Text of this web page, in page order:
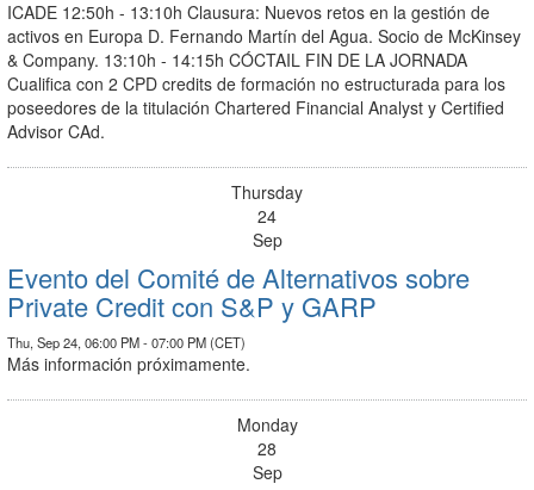
ICADE 12:50h - 13:10h Clausura: Nuevos retos en la gestión de
activos en Europa D. Fernando Martín del Agua. Socio de McKinsey
& Company. 13:10h - 14:15h CÓCTAIL FIN DE LA JORNADA
Cualifica con 2 CPD credits de formación no estructurada para los
poseedores de la titulación Chartered Financial Analyst y Certified
Advisor CAd.
Thursday
24
Sep
Evento del Comité de Alternativos sobre
Private Credit con S&P y GARP
Thu, Sep 24, 06:00 PM - 07:00 PM (CET)
Más información próximamente.
Monday
28
Sep